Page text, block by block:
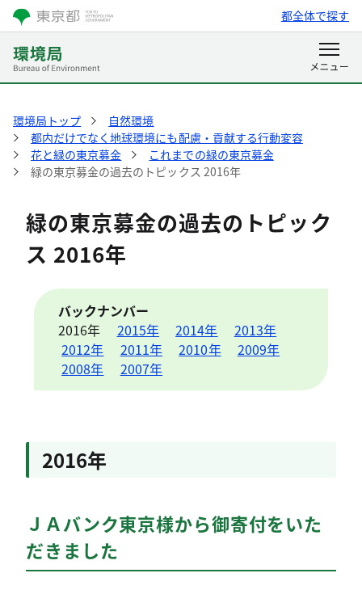
都全体で探す
環境局トップ
自然環境
都内だけでなく地球環境にも配慮・貢献する行動変容
花と緑の東京募金
これまでの緑の東京募金
緑の東京募金の過去のトピックス 2016年
緑の東京募金の過去のトピック
ス 2016年
バックナンバー
2016年 2015年 2014年
2013年
2012年
2011年 2010年
2009年
2008年
2007年
2016年
ＪＡバンク東京様から御寄付をいた
だきました